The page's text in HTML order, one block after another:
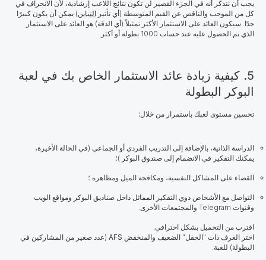
يجب أن نتذكر أنه في الجزء القصير لن تكون نتائج اللاعب إرشادية، لأن الانحراف في
كل من الموجب والناقص عن القيم المتوسطة (أي تأثير التباين) يمكن أن يكون كبيرًا
جدًا. سيكون العائد على الاستثمار الأكثر تمثيلاً (أي الدقة) هو العائد على الاستثمار
الذي تم الحصول عليه عند حساب 1000 بطولة أو أكثر.
5. كيفية زيادة عائد الاستثمار الخاص بك في لعبة
البوكر البطولة
تحسين مستوى لعبك باستمرار من خلال:
الدراسة الذاتية، بالإضافة إلى التدريب الفردي أو الجماعي (في الحالة الأخيرة،
يمكنك التفكير في الانضمام إلى صندوق البوكر )؛
القضاء على المشاكل النفسية، ومكافحة الميل ومظاهره ؛
التواصل مع الأشخاص ذوي التفكير المماثل داخل صناديق البوكر ومواقع الويب
وقنوات Telegram والمجتمعات الأخرى.
اقترب من التحميل بشكل احترافي.
اختر الغرف ذات "الحقل" الضعيف والمنخفض AFS
(عدد صغير من المشاركين في
البطولة) للعبة.